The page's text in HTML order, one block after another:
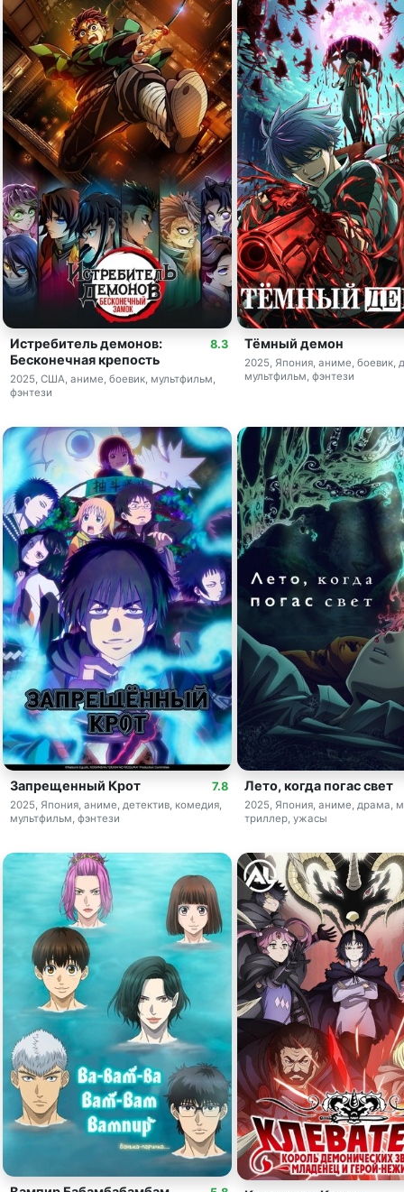
8.3
Истребитель демонов:
Бесконечная крепость
2025, США, аниме, боевик, мультфильм,
фэнтези
Тёмный демон
2025, Япония, аниме, боевик,
мультфильм, фэнтези
7.8
Запрещенный Крот
2025, Япония, аниме, детектив, комедия,
мультфильм, фэнтези
Лето, когда погас свет
2025, Япония, аниме, драма,
триллер, ужасы